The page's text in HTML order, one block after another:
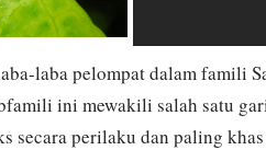
laba pelompat dalam famili
ini mewakili salah satu
secara perilaku dan paling